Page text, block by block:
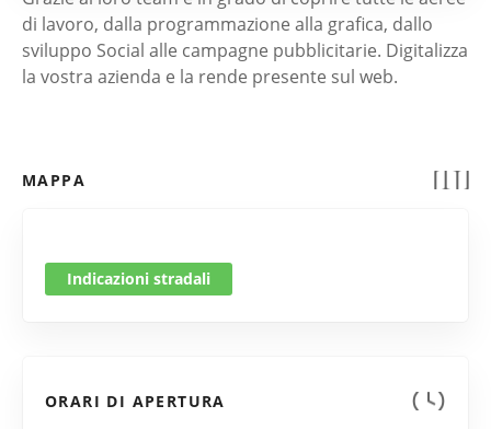
di lavoro, dalla programmazione alla grafica, dallo
sviluppo Social alle campagne pubblicitarie. Digitalizza
la vostra azienda e la rende presente sul web.
MAPPA
Indicazioni stradali
ORARI DI APERTURA